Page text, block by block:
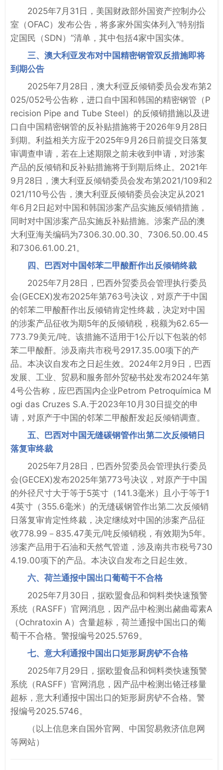
2025年7月31日，美国财政部外国资产控制办公
室（OFAC）发布公告，将多家外国实体列入“特别指
定国民（SDN）”清单，其中包括4家中国实体。
三、澳大利亚发布对中国精密钢管双反措施即将
到期公告
2025年7月28日，澳大利亚反倾销委员会发布第2
025/052号公告称，进口自中国和韩国的精密钢管（P
recision Pipe and Tube Steel）的反倾销措施以及进
口自中国精密钢管的反补贴措施将于2026年9月28日
到期。利益相关方应于2025年9月26日前提交日落复
审调查申请，若在上述期限之前未收到申请，对涉案
产品的反倾销和反补贴措施将于到期后终止。2021年
9月28日，澳大利亚反倾销委员会发布第2021/109和2
021/110号公告，澳大利亚反倾销委员会决定从2021
年6月2日起对中国和韩国涉案产品实施反倾销措施，
同时对中国涉案产品实施反补贴措施。涉案产品的澳
大利亚海关编码为7306.30.00.30、7306.50.00.45
和7306.61.00.21。
四、巴西对中国邻苯二甲酸酐作出反倾销终裁
2025年7月28日，巴西外贸委员会管理执行委员
会(GECEX)发布2025年第763号决议，对原产于中国
的邻苯二甲酸酐作出反倾销肯定性终裁，决定对中国
的涉案产品征收为期5年的反倾销税，税额为62.65—
773.79美元/吨。该措施不适用于1公斤以下包装的邻
苯二甲酸酐。涉及南共市税号2917.35.00项下的产
品。本决议自发布之日起生效。2024年2月9日，巴西
发展、工业、贸易和服务部外贸秘书处发布2024年第
4号公告称，应巴西国内企业Petrom Petroquímica M
ogi das Cruzes S.A.于2023年10月30日提交的申
请，对原产于中国的邻苯二甲酸酐发起反倾销调查。
五、巴西对中国无缝碳钢管作出第二次反倾销日
落复审终裁
2025年7月28日，巴西外贸委员会管理执行委员
会(GECEX)发布2025年第773号决议，对原产于中国
的外径尺寸大于等于5英寸（141.3毫米）且小于等于1
4英寸（355.6毫米）的无缝碳钢管作出第二次反倾销
日落复审肯定性终裁，决定继续对中国的涉案产品征
收778.99－835.47美元/吨反倾销税，有效期为5年。
涉案产品用于石油和天然气管道，涉及南共市税号730
4.19.00项下的产品。本决议自发布之日起生效。
六、荷兰通报中国出口葡萄干不合格
2025年7月30日，据欧盟食品和饲料类快速预警
系统（RASFF）官网消息，因产品中检测出赭曲霉素A
（Ochratoxin A）含量超标，荷兰通报中国出口的葡
萄干不合格。警报编号2025.5769。
七、意大利通报中国出口矩形厨房铲不合格
2025年7月29日，据欧盟食品和饲料类快速预警
系统（RASFF）官网消息，因产品中检测出铬迁移量
超标，意大利通报中国出口的矩形厨房铲不合格。警
报编号2025.5746。
（以上信息来自国外官网、中国贸易救济信息网
等网站）